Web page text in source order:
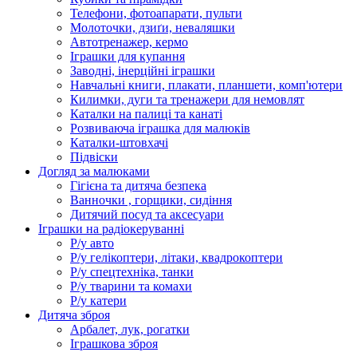
Телефони, фотоапарати, пульти
Молоточки, дзиґи, неваляшки
Автотренажер, кермо
Іграшки для купання
Заводні, інерційні іграшки
Навчальні книги, плакати, планшети, комп'ютери
Килимки, дуги та тренажери для немовлят
Каталки на палиці та канаті
Розвиваюча іграшка для малюків
Каталки-штовхачі
Підвіски
Догляд за малюками
Гігієна та дитяча безпека
Ванночки , горщики, сидіння
Дитячий посуд та аксесуари
Іграшки на радіокеруванні
Р/у авто
Р/у гелікоптери, літаки, квадрокоптери
Р/у спецтехніка, танки
Р/у тварини та комахи
Р/у катери
Дитяча зброя
Арбалет, лук, рогатки
Іграшкова зброя